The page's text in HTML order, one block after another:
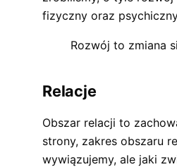
fizyczny oraz
Rozwój to zmiana
Relacje
Obszar relacji to
strony, zakres obszaru
wywiązujemy, ale jaki